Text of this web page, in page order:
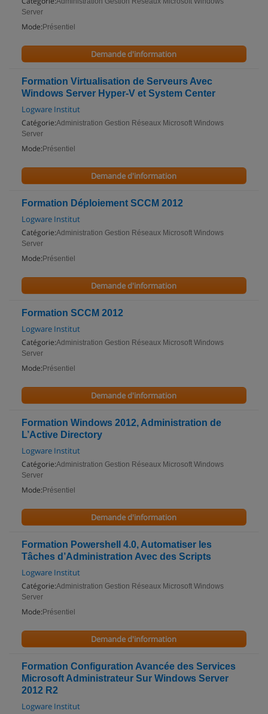
Server
Mode: Présentiel
Demande d'information
Formation Virtualisation de Serveurs Avec
Windows Server Hyper-V et System Center
Logware Institut
Catégorie:Administration Gestion Réseaux Microsoft Windows
Server
Mode: Présentiel
Demande d'information
Formation Déploiement SCCM 2012
Logware Institut
Catégorie:Administration Gestion Réseaux Microsoft Windows
Server
Mode: Présentiel
Demande d'information
Formation SCCM 2012
Logware Institut
Catégorie:Administration Gestion Réseaux Microsoft Windows
Server
Mode: Présentiel
Demande d'information
Formation Windows 2012, Administration de
L’Active Directory
Logware Institut
Catégorie:Administration Gestion Réseaux Microsoft Windows
Server
Mode: Présentiel
Demande d'information
Formation Powershell 4.0, Automatiser les
Tâches d’Administration Avec des Scripts
Logware Institut
Catégorie:Administration Gestion Réseaux Microsoft Windows
Server
Mode: Présentiel
Demande d'information
Formation Configuration Avancée des Services
Microsoft Administrateur Sur Windows Server
2012 R2
Logware Institut